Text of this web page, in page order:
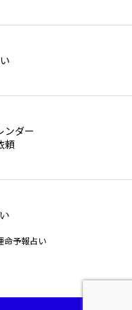
ンダー
頼
命予報占い